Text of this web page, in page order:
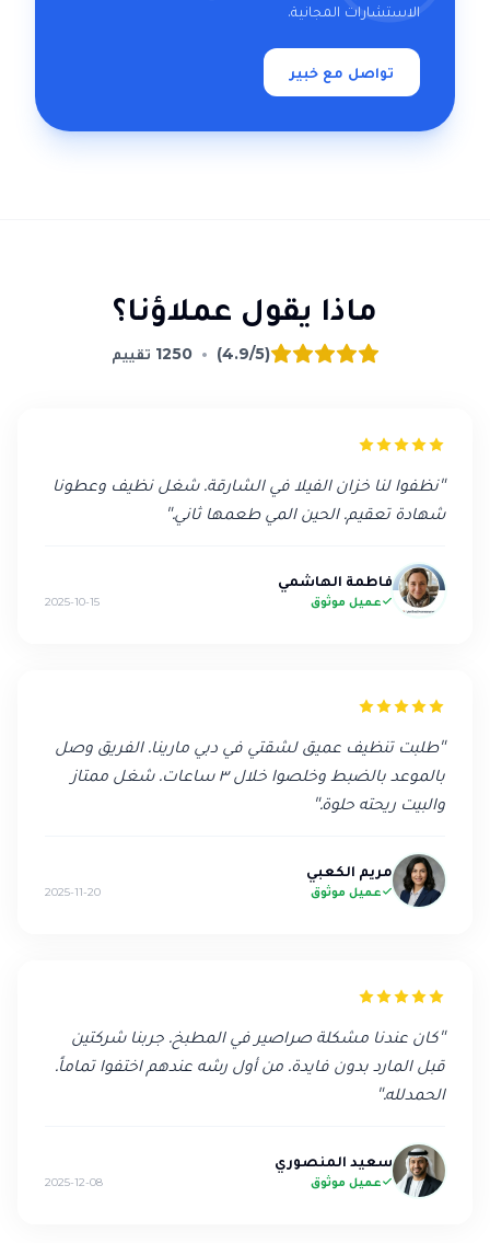
الاستشارات المجانية.
تواصل مع خبير
ماذا يقول عملاؤنا؟
(4.9/5)
•
1250 تقييم
"نظفوا لنا خزان الفيلا في الشارقة. شغل نظيف وعطونا
شهادة تعقيم. الحين المي طعمها ثاني."
فاطمة الهاشمي
عميل موثوق 2025-10-15
"طلبت تنظيف عميق لشقتي في دبي مارينا. الفريق وصل
بالموعد بالضبط وخلصوا خلال ٣ ساعات. شغل ممتاز
والبيت ريحته حلوة."
مريم الكعبي
عميل موثوق 2025-11-20
"كان عندنا مشكلة صراصير في المطبخ. جربنا شركتين
قبل المارد بدون فايدة. من أول رشه عندهم اختفوا تماماً.
الحمدلله."
سعيد المنصوري
عميل موثوق 2025-12-08